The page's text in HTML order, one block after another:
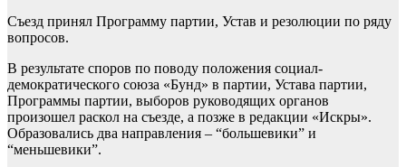
Съезд принял Программу партии, Устав и резолюции по ряду
вопросов.
В результате споров по поводу положения социал-
демократического союза «Бунд» в партии, Устава партии,
Программы партии, выборов руководящих органов
произошел раскол на съезде, а позже в редакции «Искры».
Образовались два направления – “большевики” и
“меньшевики”.